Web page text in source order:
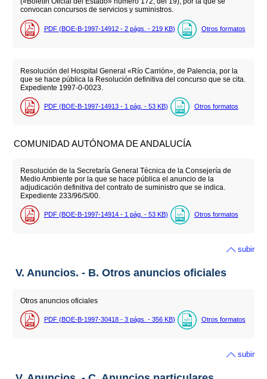
convocan concursos de servicios y suministros.
PDF (BOE-B-1997-14912 - 2 págs. - 219 KB) Otros formatos
Resolución del Hospital General «Río Carrión», de Palencia, por la
que se hace pública la Resolución definitiva del concurso que se cita.
Expediente 1997-0-0023.
PDF (BOE-B-1997-14913 - 1 pág. - 53 KB) Otros formatos
COMUNIDAD AUTÓNOMA DE ANDALUCÍA
Resolución de la Secretaría General Técnica de la Consejería de
Medio Ambiente por la que se hace pública el anuncio de la
adjudicación definitiva del contrato de suministro que se indica.
Expediente 233/96/S/00.
PDF (BOE-B-1997-14914 - 1 pág. - 53 KB) Otros formatos
subir
V. Anuncios. - B. Otros anuncios oficiales
Otros anuncios oficiales
PDF (BOE-B-1997-30418 - 3 págs. - 356 KB) Otros formatos
subir